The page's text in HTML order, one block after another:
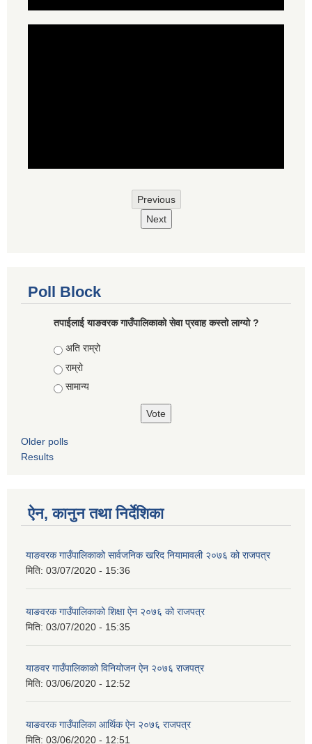
Previous
Next
Poll Block
तपाईलाई याङवरक गाउँपालिकाको सेवा प्रवाह कस्तो लाग्यो ?
Choices
अति राम्रो
राम्रो
सामान्य
Older polls
Results
ऐन, कानुन तथा निर्देशिका
याङवरक गाउँपालिकाको सार्वजनिक खरिद नियामावली २०७६ को राजपत्र
मिति: 03/07/2020 - 15:36
याङवरक गाउँपालिकाको शिक्षा ऐन २०७६ को राजपत्र
मिति: 03/07/2020 - 15:35
याङवर गाउँपालिकाको विनियोजन ऐन २०७६ राजपत्र
मिति: 03/06/2020 - 12:52
याङवरक गाउँपालिका आर्थिक ऐन २०७६ राजपत्र
मिति: 03/06/2020 - 12:51